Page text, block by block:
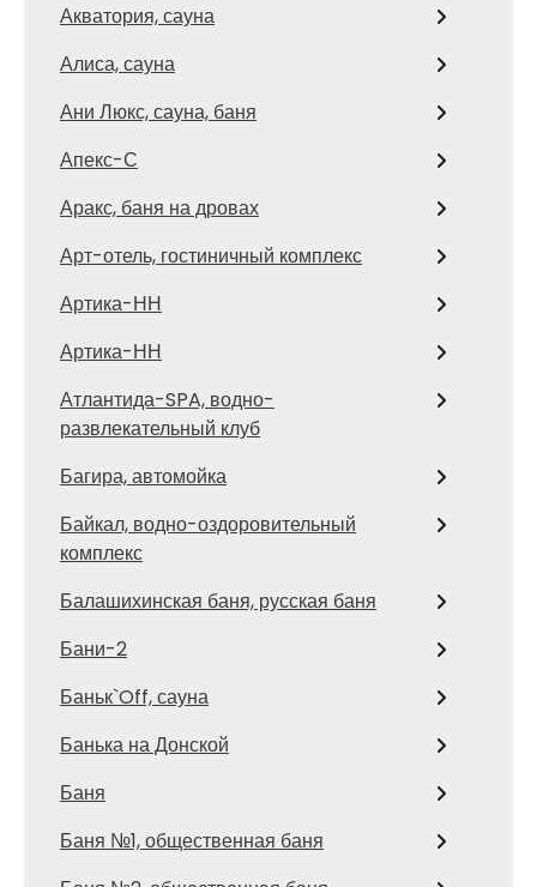
Акватория, сауна
Алиса, сауна
Ани Люкс, сауна, баня
Апекс-С
Аракс, баня на дровах
Арт-отель, гостиничный комплекс
Артика-НН
Артика-НН
Атлантида-SPA, водно-
развлекательный клуб
Багира, автомойка
Байкал, водно-оздоровительный
комплекс
Балашихинская баня, русская баня
Бани-2
Баньк`Off, сауна
Банька на Донской
Баня
Баня №1, общественная баня